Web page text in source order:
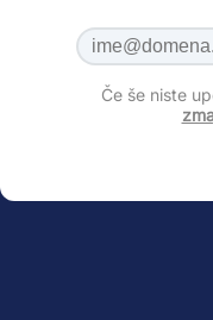
Če še niste